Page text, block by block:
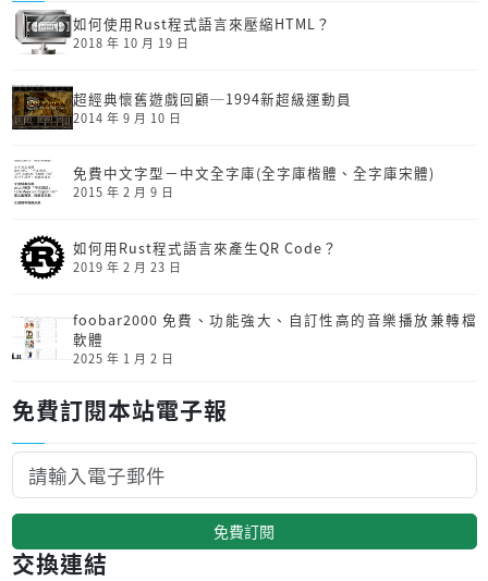
如何使用Rust程式語言來壓縮HTML？
2018 年 10 月 19 日
超經典懷舊遊戲回顧─1994新超級運動員
2014 年 9 月 10 日
免費中文字型－中文全字庫(全字庫楷體、全字庫宋體)
2015 年 2 月 9 日
如何用Rust程式語言來產生QR Code？
2019 年 2 月 23 日
foobar2000 免費、功能強大、自訂性高的音樂播放兼轉檔
軟體
2025 年 1 月 2 日
免費訂閱本站電子報
免費訂閱
交換連結